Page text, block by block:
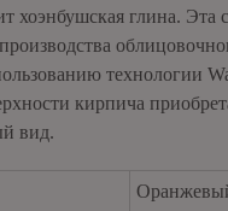
хоэнбушская глина. Эта
технологии
кирпича
вид.